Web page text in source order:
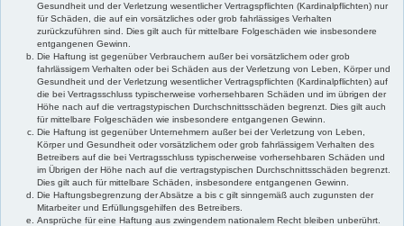
Gesundheit und der Verletzung wesentlicher Vertragspflichten (Kardinalpflichten) nur
für Schäden, die auf ein vorsätzliches oder grob fahrlässiges Verhalten
zurückzuführen sind. Dies gilt auch für mittelbare Folgeschäden wie insbesondere
entgangenen Gewinn.
Die Haftung ist gegenüber Verbrauchern außer bei vorsätzlichem oder grob
fahrlässigem Verhalten oder bei Schäden aus der Verletzung von Leben, Körper und
Gesundheit und der Verletzung wesentlicher Vertragspflichten (Kardinalpflichten) auf
die bei Vertragsschluss typischerweise vorhersehbaren Schäden und im übrigen der
Höhe nach auf die vertragstypischen Durchschnittsschäden begrenzt. Dies gilt auch
für mittelbare Folgeschäden wie insbesondere entgangenen Gewinn.
Die Haftung ist gegenüber Unternehmern außer bei der Verletzung von Leben,
Körper und Gesundheit oder vorsätzlichem oder grob fahrlässigem Verhalten des
Betreibers auf die bei Vertragsschluss typischerweise vorhersehbaren Schäden und
im Übrigen der Höhe nach auf die vertragstypischen Durchschnittsschäden begrenzt.
Dies gilt auch für mittelbare Schäden, insbesondere entgangenen Gewinn.
Die Haftungsbegrenzung der Absätze a bis c gilt sinngemäß auch zugunsten der
Mitarbeiter und Erfüllungsgehilfen des Betreibers.
Ansprüche für eine Haftung aus zwingendem nationalem Recht bleiben unberührt.